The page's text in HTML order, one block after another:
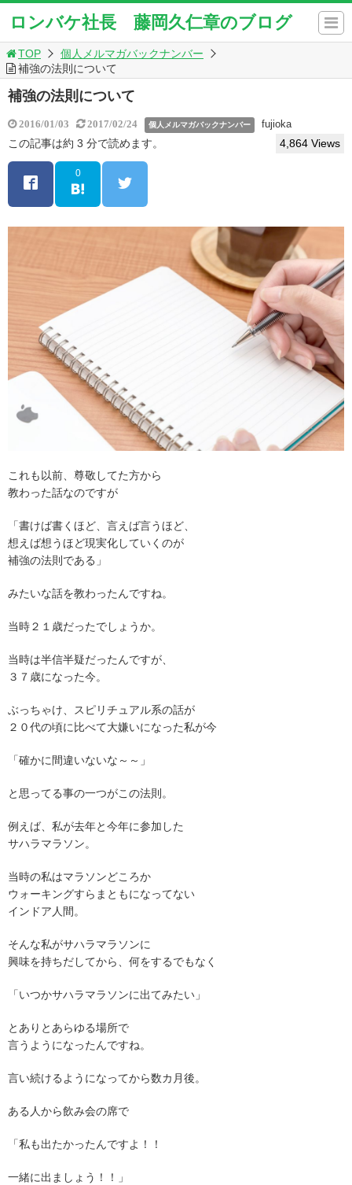
ロンバケ社長 藤岡久仁章のブログ
TOP
個人メルマガバックナンバー
補強の法則について
補強の法則について
2016/01/03 2017/02/24 個人メルマガバックナンバー fujioka
この記事は約 3 分で読めます。 4,864 Views
0
これも以前、尊敬してた方から
教わった話なのですが
「書けば書くほど、言えば言うほど、
想えば想うほど現実化していくのが
補強の法則である」
みたいな話を教わったんですね。
当時２１歳だったでしょうか。
当時は半信半疑だったんですが、
３７歳になった今。
ぶっちゃけ、スピリチュアル系の話が
２０代の頃に比べて大嫌いになった私が今
「確かに間違いないな～～」
と思ってる事の一つがこの法則。
例えば、私が去年と今年に参加した
サハラマラソン。
当時の私はマラソンどころか
ウォーキングすらまともになってない
インドア人間。
そんな私がサハラマラソンに
興味を持ちだしてから、何をするでもなく
「いつかサハラマラソンに出てみたい」
とありとあらゆる場所で
言うようになったんですね。
言い続けるようになってから数カ月後。
ある人から飲み会の席で
「私も出たかったんですよ！！
一緒に出ましょう！！」